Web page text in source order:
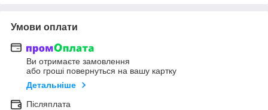
Умови оплати
Ви отримаєте замовлення
або гроші повернуться на вашу картку
Детальніше
Післяплата